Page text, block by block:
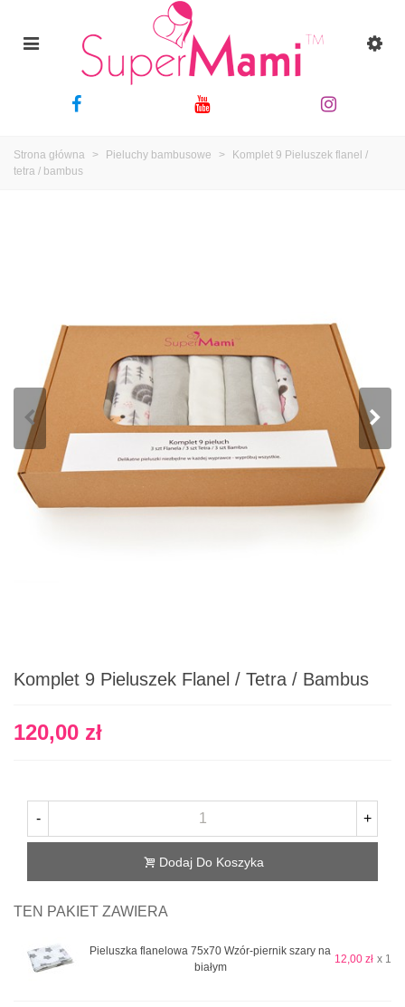
Strona główna > Pieluchy bambusowe >
Komplet 9 Pieluszek flanel /
tetra / bambus
Komplet 9 Pieluszek Flanel / Tetra / Bambus
120,00 zł
- +
Dodaj Do Koszyka
TEN PAKIET ZAWIERA
Pieluszka flanelowa 75x70 Wzór-piernik szary na
białym
12,00 zł x 1